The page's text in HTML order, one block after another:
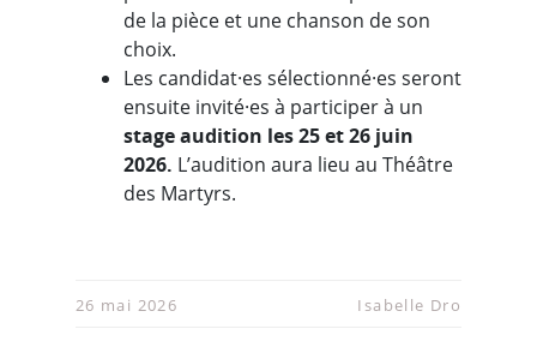
de la pièce et une chanson de son
choix.
Les candidat·es sélectionné·es seront
ensuite invité·es à participer à un
stage audition les 25 et 26 juin
2026. L’audition aura lieu au Théâtre
des Martyrs.
26 mai 2026 Isabelle Dro